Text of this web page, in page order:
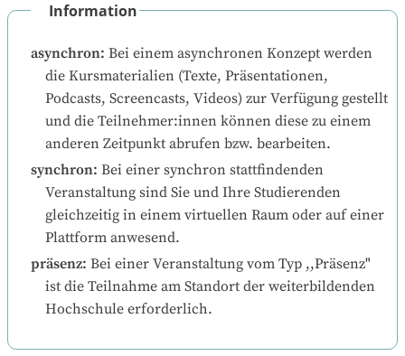
Information
asynchron: Bei einem asynchronen Konzept werden
die Kursmaterialien (Texte, Präsentationen,
Podcasts, Screencasts, Videos) zur Verfügung gestellt
und die Teilnehmer:innen können diese zu einem
anderen Zeitpunkt abrufen bzw. bearbeiten.
synchron: Bei einer synchron stattfindenden
Veranstaltung sind Sie und Ihre Studierenden
gleichzeitig in einem virtuellen Raum oder auf einer
Plattform anwesend.
präsenz: Bei einer Veranstaltung vom Typ ,,Präsenz"
ist die Teilnahme am Standort der weiterbildenden
Hochschule erforderlich.